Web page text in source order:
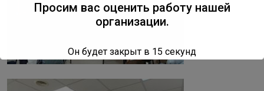
Просим вас оценить работу нашей
организации.
Он будет закрыт в 14 секунд